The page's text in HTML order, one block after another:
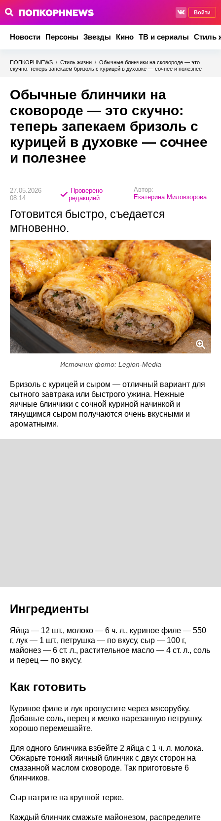
Войти
Новости Персоны Звезды Кино ТВ и сериалы Стиль
ПОПКОРНNEWS / Стиль жизни / Обычные блинчики на сковороде — это
скучно: теперь запекаем бризоль с курицей в духовке — сочнее и полезнее
Обычные блинчики на
сковороде — это скучно:
теперь запекаем бризоль с
курицей в духовке — сочнее
и полезнее
27.05.2026
08:14
Проверено
редакцией
Автор:
Екатерина Миловзорова
Готовится быстро, съедается
мгновенно.
Источник фото: Legion-Media
Бризоль с курицей и сыром — отличный вариант для
сытного завтрака или быстрого ужина. Нежные
яичные блинчики с сочной куриной начинкой и
тянущимся сыром получаются очень вкусными и
ароматными.
Ингредиенты
Яйца — 12 шт., молоко — 6 ч. л., куриное филе — 550
г, лук — 1 шт., петрушка — по вкусу, сыр — 100 г,
майонез — 6 ст. л., растительное масло — 4 ст. л., соль
и перец — по вкусу.
Как готовить
Куриное филе и лук пропустите через мясорубку.
Добавьте соль, перец и мелко нарезанную петрушку,
хорошо перемешайте.
Для одного блинчика взбейте 2 яйца с 1 ч. л. молока.
Обжарьте тонкий яичный блинчик с двух сторон на
смазанной маслом сковороде. Так приготовьте 6
блинчиков.
Сыр натрите на крупной терке.
Каждый блинчик смажьте майонезом, распределите